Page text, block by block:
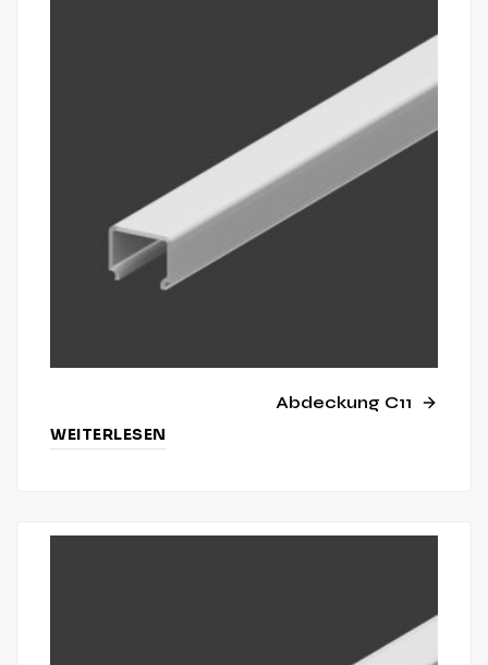
Abdeckung C11
WEITERLESEN